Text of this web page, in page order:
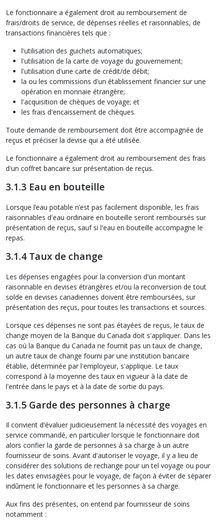
Le fonctionnaire a également droit au remboursement de
frais/droits de service, de dépenses réelles et raisonnables, de
transactions financières tels que :
l'utilisation des guichets automatiques;
l'utilisation de la carte de voyage du gouvernement;
l'utilisation d'une carte de crédit/de débit;
la ou les commissions d'un établissement financier sur une
opération en monnaie étrangère;
l'acquisition de chèques de voyage; et
les frais d'encaissement de chèques.
Toute demande de remboursement doit être accompagnée de
reçus et préciser la devise qui a été utilisée.
Le fonctionnaire a également droit au remboursement des frais
d'un coffret bancaire sur présentation de reçus.
3.1.3 Eau en bouteille
Lorsque l’eau potable n’est pas facilement disponible, les frais
raisonnables d'eau ordinaire en bouteille seront remboursés sur
présentation de reçus, sauf si l'eau en bouteille accompagne le
repas.
3.1.4 Taux de change
Les dépenses engagées pour la conversion d'un montant
raisonnable en devises étrangères et/ou la reconversion de tout
solde en devises canadiennes doivent être remboursées, sur
présentation des reçus, pour toutes les transactions et sources.
Lorsque ces dépenses ne sont pas étayées de reçus, le taux de
change moyen de la Banque du Canada doit s'appliquer. Dans les
cas où la Banque du Canada ne fournit pas un taux de change,
un autre taux de change fourni par une institution bancaire
établie, déterminée par l'employeur, s'applique. Le taux
correspond à la moyenne des taux en vigueur à la date de
l'entrée dans le pays et à la date de sortie du pays.
3.1.5 Garde des personnes à charge
Il convient d'évaluer judicieusement la nécessité des voyages en
service commandé, en particulier lorsque le fonctionnaire doit
alors confier la garde de personnes à sa charge à un autre
fournisseur de soins. Avant d'autoriser le voyage, il y a lieu de
considérer des solutions de rechange pour un tel voyage ou pour
les dates envisagées pour le voyage, de façon à éviter de séparer
indûment le fonctionnaire et les personnes à sa charge.
Aux fins des présentes, on entend par fournisseur de soins
notamment :